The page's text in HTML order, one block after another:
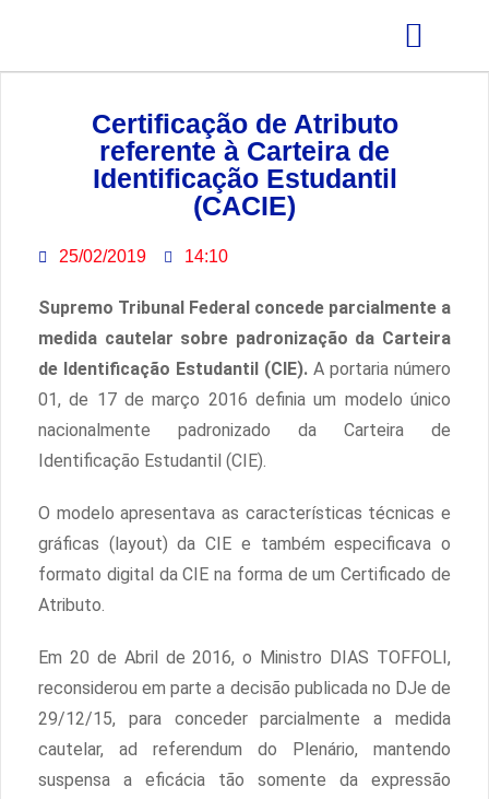
Certificação de Atributo
referente à Carteira de
Identificação Estudantil
(CACIE)
25/02/2019 14:10
Supremo Tribunal Federal concede parcialmente a
medida cautelar sobre padronização da Carteira
de Identificação Estudantil (CIE). A portaria número
01, de 17 de março 2016 definia um modelo único
nacionalmente padronizado da Carteira de
Identificação Estudantil (CIE).
O modelo apresentava as características técnicas e
gráficas (layout) da CIE e também especificava o
formato digital da CIE na forma de um Certificado de
Atributo.
Em 20 de Abril de 2016, o Ministro DIAS TOFFOLI,
reconsiderou em parte a decisão publicada no DJe de
29/12/15, para conceder parcialmente a medida
cautelar, ad referendum do Plenário, mantendo
suspensa a eficácia tão somente da expressão